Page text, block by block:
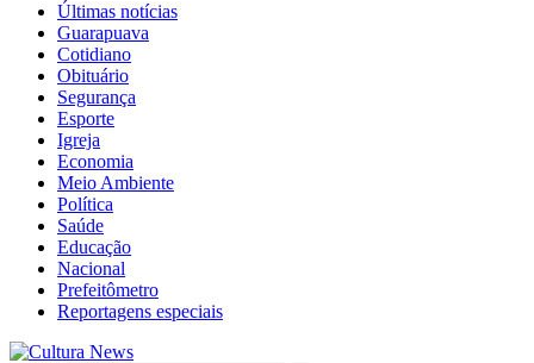
Últimas notícias
Guarapuava
Cotidiano
Obituário
Segurança
Esporte
Igreja
Economia
Meio Ambiente
Política
Saúde
Educação
Nacional
Prefeitômetro
Reportagens especiais